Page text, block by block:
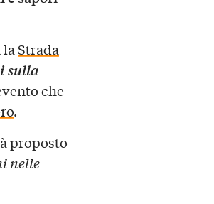
laStrada
sulla
che
.
proposto
nelle